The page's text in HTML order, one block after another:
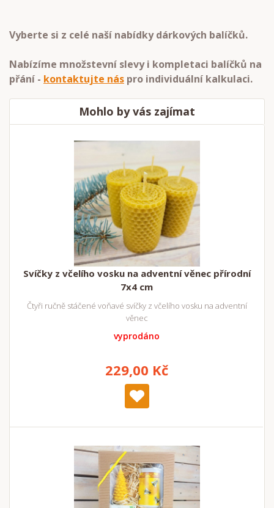
Vyberte si z celé naší nabídky dárkových balíčků.
Nabízíme množstevní slevy i kompletaci balíčků na
přání - kontaktujte nás pro individuální kalkulaci.
Mohlo by vás zajímat
Svíčky z včelího vosku na adventní věnec přírodní
7x4 cm
Čtyři ručně stáčené voňavé svíčky z včelího vosku na adventní
věnec
vyprodáno
229,00 Kč